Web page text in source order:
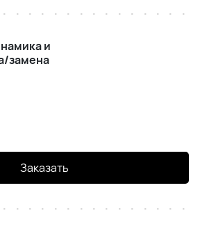
и
замена
Заказать